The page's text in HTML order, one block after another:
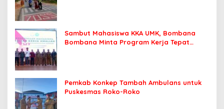
Sambut Mahasiswa KKA UMK, Bombana
Bombana Minta Program Kerja Tepat
Pemkab Konkep Tambah Ambulans untuk
Puskesmas Roko-Roko